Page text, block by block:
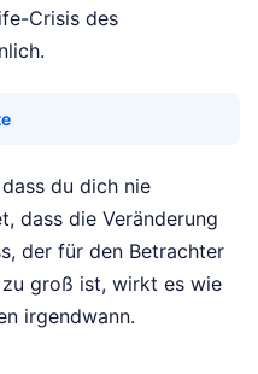
Crisis des
du dich nie
dass die Veränderung
der für den Betrachter
groß ist, wirkt es wie
irgendwann.